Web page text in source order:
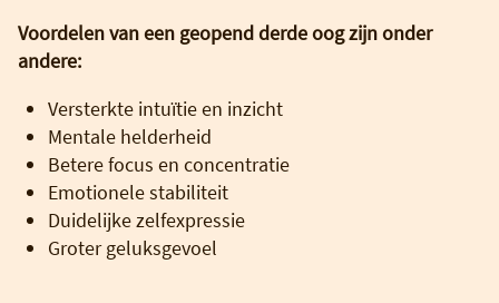
Voordelen van een geopend derde oog zijn onder
andere:
Versterkte intuïtie en inzicht
Mentale helderheid
Betere focus en concentratie
Emotionele stabiliteit
Duidelijke zelfexpressie
Groter geluksgevoel